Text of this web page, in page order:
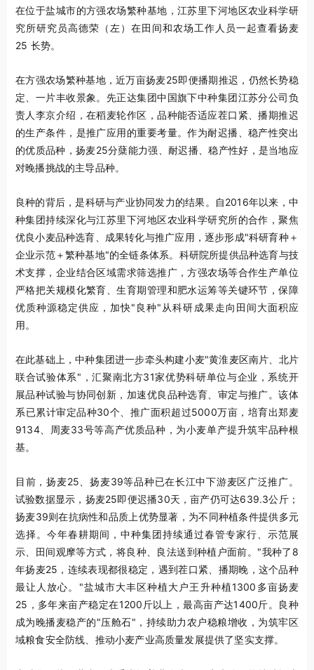
在位于盐城市的方强农场繁种基地，江苏里下河地区农业科学研
究所研究员高德荣（左）在田间和农场工作人员一起查看扬麦
25 长势。
在方强农场繁种基地，近万亩扬麦25即便播期推迟，仍然长势稳
定、一片丰收景象。先正达集团中国旗下中种集团江苏分公司负
责人李京介绍，在稻麦轮作区，品种能否适应茬口紧、播期推迟
的生产条件，是推广应用的重要考量。作为耐迟播、稳产性突出
的优质品种，扬麦25分蘖能力强、耐迟播、稳产性好，是当地应
对晚播挑战的主导品种。
良种的背后，是科研与产业协同发力的结果。自2016年以来，中
种集团持续深化与江苏里下河地区农业科学研究所的合作，聚焦
优良小麦品种选育、成果转化与推广应用，逐步形成"科研育种＋
企业示范＋繁种基地"的全链条体系。科研院所提供品种选育与技
术支撑，企业结合区域需求筛选推广，方强农场等合作生产单位
严格把关规模化繁育、生育期管理和肥水运筹等关键环节，保障
优质种源稳定供应，加快"良种"从科研成果走向田间大面积应
用。
在此基础上，中种集团进一步牵头构建小麦"黄淮麦区南片、北片
联合试验体系"，汇聚南北方31家优势科研单位与企业，系统开
展品种试验与协同创新，加速优良品种选育、审定与推广。该体
系已累计审定品种30个、推广面积超过5000万亩，培育出郑麦
9134、周麦33号等高产优质品种，为小麦单产提升筑牢品种根
基。
目前，扬麦25、扬麦39等品种已在长江中下游麦区广泛推广。
试验数据显示，扬麦25即便迟播30天，亩产仍可达639.3公斤；
扬麦39则在抗病性和品质上优势显著，为不同种植条件提供多元
选择。今年春耕期间，中种集团持续通过春管专家行、示范展
示、田间观摩等方式，将良种、良法送到种植户面前。"我种了8
年扬麦25，连续表现都很稳定，遇到茬口紧、播期晚，这个品种
最让人放心。"盐城市大丰区种植大户王升种植1300多亩扬麦
25，多年来亩产稳定在1200斤以上，最高亩产达1400斤。良种
成为晚播麦稳产的"压舱石"，持续助力农户稳粮增收，为筑牢区
域粮食安全防线、推动小麦产业高质量发展提供了坚实支撑。